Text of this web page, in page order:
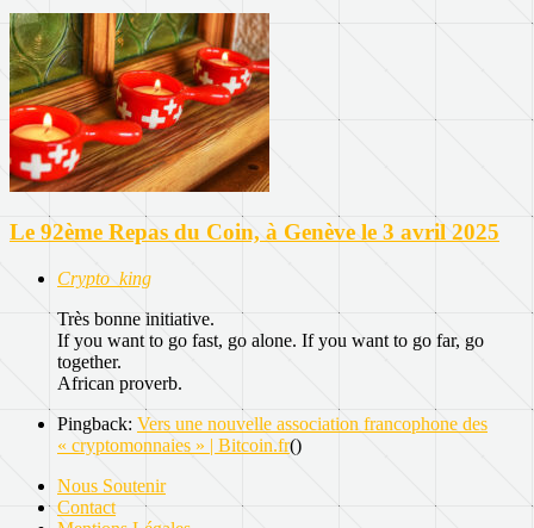
Le 92ème Repas du Coin, à Genève le 3 avril 2025
Crypto_king
Très bonne initiative.
If you want to go fast, go alone. If you want to go far, go
together.
African proverb.
Pingback: Vers une nouvelle association francophone des
« cryptomonnaies » | Bitcoin.fr()
Nous Soutenir
Contact